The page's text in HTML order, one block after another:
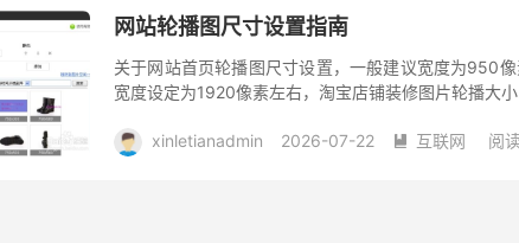
网站轮播图尺寸设置指南
关于网站首页轮播图尺寸设置，一般建议宽度为950
宽度设定为1920像素左右，淘宝店铺装修图片轮播大
xinletianadmin 2026-07-22  互联网 阅